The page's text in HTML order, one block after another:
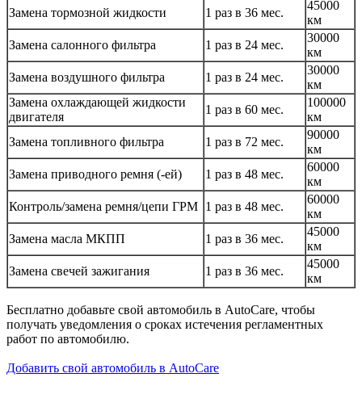
Замена тормозной жидкости
1 раз в 36 мес.
45000
км
Замена салонного фильтра
1 раз в 24 мес.
30000
км
Замена воздушного фильтра
1 раз в 24 мес.
30000
км
Замена охлаждающей жидкости
двигателя
1 раз в 60 мес.
100000
км
Замена топливного фильтра
1 раз в 72 мес.
90000
км
Замена приводного ремня (-ей)
1 раз в 48 мес.
60000
км
Контроль/замена ремня/цепи ГРМ 1 раз в 48 мес.
60000
км
Замена масла МКПП
1 раз в 36 мес.
45000
км
Замена свечей зажигания
1 раз в 36 мес.
45000
км
Бесплатно добавьте свой автомобиль в AutoCare, чтобы
получать уведомления о сроках истечения регламентных
работ по автомобилю.
Добавить свой автомобиль в AutoCare